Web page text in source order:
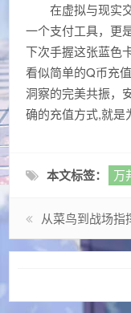
在虚拟与现实
一个支付工具，更
下次手握这张蓝色
看似简单的Q币充
洞察的完美共振，
确的充值方式,就是
本文标签： 万
从菜鸟到战场指挥官，CF大校的十年电